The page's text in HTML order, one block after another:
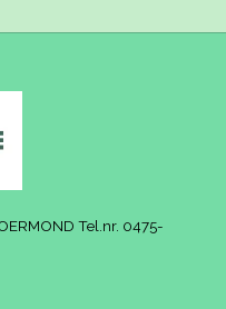
Tel.nr. 0475-